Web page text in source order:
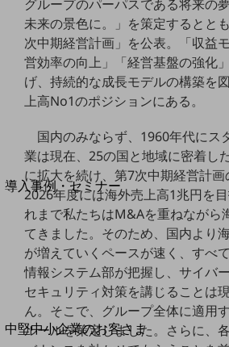
運用保守・故障紛失サポート
回線・ネットワーク
お手続き
別ウィンドウで開きます
サービスをご利用中のお客さま
導入事例・セミナー
導入事例TOP
最新の導入事例や注目の導入事例をご紹介します
セミナー
開催・出展する各種セミナー、イベント情報をご紹
別ウィ
中堅中小企業のお客さま
グループのパーパスである将来の
未来の景色に。」を策定するとと
次中期経営計画」を公表。「収益
営効率の向上」「経営基盤の強化
げ、持続的な成長モデルの構築を
上高No1のポジションにある。
国内のみならず、1960年代にス
業は現在、25の国と地域に密着し
に拡大を続け、第7次中期経営計
2026年度には海外売上高1兆円を
れまで私たちはM&Aを重ねながら
てきました。そのため、国内より
が増えていくペースが速く、すべ
情報システム部が把握し、サイバ
セキュリティ対策を講じることは
ん。そこで、グループ全体に適用
ルールを策定しました。さらに、